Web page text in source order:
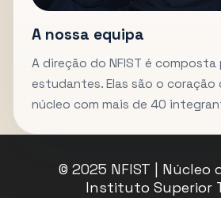
A nossa equipa
A direção do NFIST é
estudantes. Elas são o coração
núcleo com mais de 40
© 2025 NFIST | Núcleo
Instituto Superior